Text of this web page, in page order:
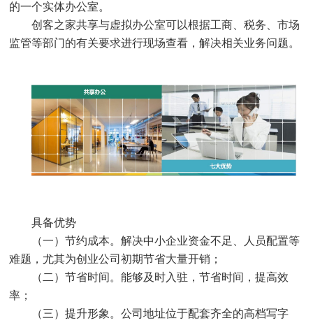
的一个实体办公室。
创客之家共享与虚拟办公室可以根据工商、税务、市场
监管等部门的有关要求进行现场查看，解决相关业务问题。
具备优势
（一）节约成本。解决中小企业资金不足、人员配置等
难题，尤其为创业公司初期节省大量开销；
（二）节省时间。能够及时入驻，节省时间，提高效
率；
（三）提升形象。公司地址位于配套齐全的高档写字